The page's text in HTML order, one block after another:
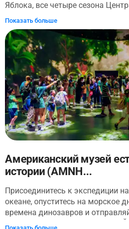
Яблока, все четыре сезона
год на Таймс-сквер, независимо
Отправляйтесь в путешествие,
свяжет вас с самыми
моментами Нью-Йорка.
фильм документалиста Рика
музейные галереи, которые
обширную эволюцию поп-
над культовым горизонтом на
который подвешивает вас на
воздухе! Приготовьтесь
– или в первый раз – с билетами
Показать больше
Американский музей
истории (AMNH...
Присоединитесь к экспедиции
океане, опуститесь на морское
времена динозавров и
пути – все это не покидая Нью-